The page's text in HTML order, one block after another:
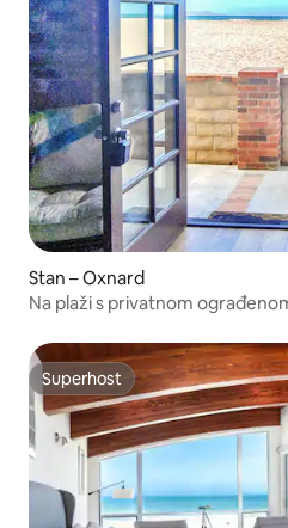
Stan – Oxnard
Na plaži s privatnom
Superhost
Superhost